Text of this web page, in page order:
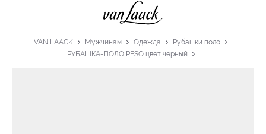
VAN LAACK Мужчинам Одежда
Рубашки поло
РУБАШКА-ПОЛО PESO цвет черный